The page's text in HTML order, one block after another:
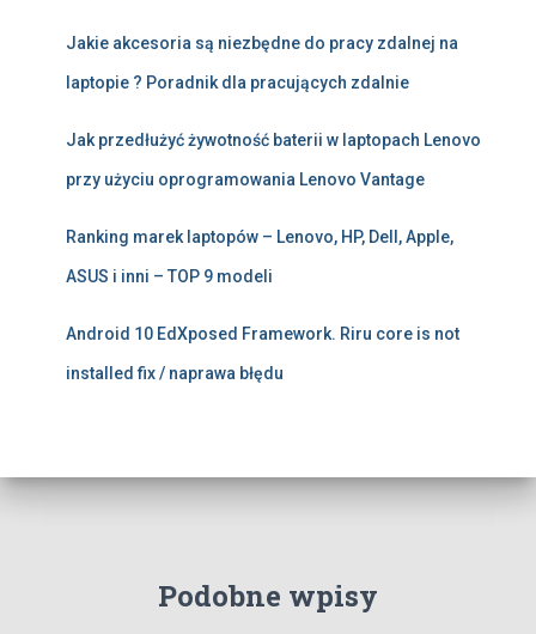
Jakie akcesoria są niezbędne do pracy zdalnej na
laptopie ? Poradnik dla pracujących zdalnie
Jak przedłużyć żywotność baterii w laptopach Lenovo
przy użyciu oprogramowania Lenovo Vantage
Ranking marek laptopów – Lenovo, HP, Dell, Apple,
ASUS i inni – TOP 9 modeli
Android 10 EdXposed Framework. Riru core is not
installed fix / naprawa błędu
Podobne wpisy